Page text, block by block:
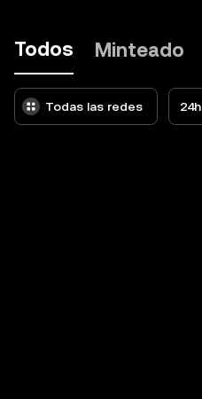
Todos Minteado
Todas las redes 24h